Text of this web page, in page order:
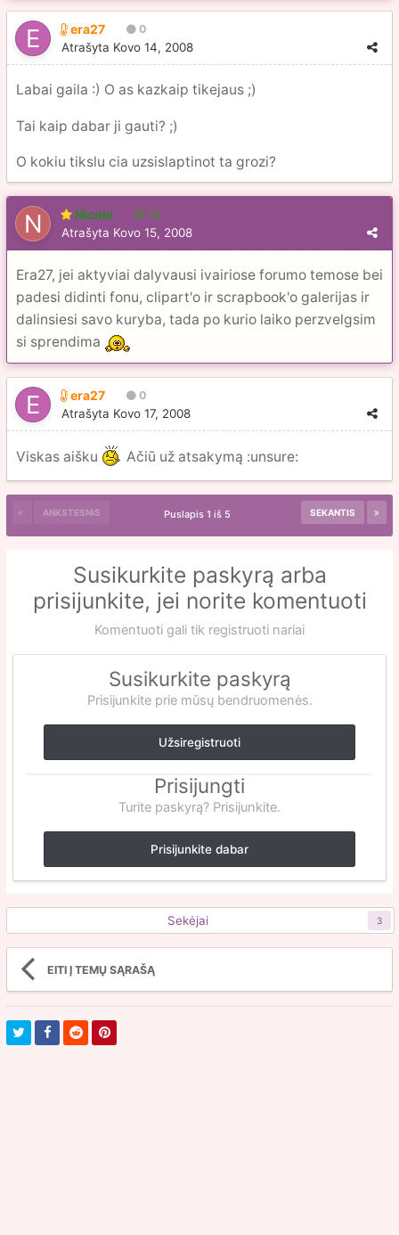
era27 0
Atrašyta Kovo 14, 2008
Labai gaila :) O as kazkaip tikejaus ;)
Tai kaip dabar ji gauti? ;)
O kokiu tikslu cia uzsislaptinot ta grozi?
Nicole 56
Atrašyta Kovo 15, 2008
Era27, jei aktyviai dalyvausi ivairiose forumo temose bei
padesi didinti fonu, clipart'o ir scrapbook'o galerijas ir
dalinsiesi savo kuryba, tada po kurio laiko perzvelgsim
si sprendima
era27 0
Atrašyta Kovo 17, 2008
Viskas aišku Ačiū už atsakymą :unsure:
ANKSTESNIS SEKANTIS
Puslapis 1 iš 5
Susikurkite paskyrą arba
prisijunkite, jei norite komentuoti
Komentuoti gali tik registruoti nariai
Susikurkite paskyrą
Prisijunkite prie mūsų bendruomenės.
Užsiregistruoti
Prisijungti
Turite paskyrą? Prisijunkite.
Prisijunkite dabar
Sekėjai 3
EITI Į TEMŲ SĄRAŠĄ